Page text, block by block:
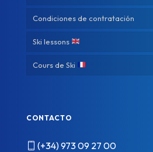
Condiciones de contratación
Ski lessons
Cours de Ski
CONTACTO
(+34) 973 09 27 00